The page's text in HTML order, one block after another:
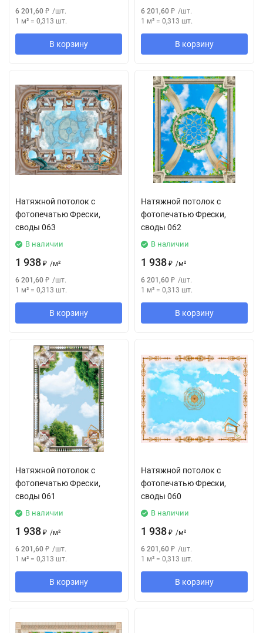
6 201,60 ₽ /шт.
1 м² = 0,313 шт.
В корзину
6 201,60 ₽ /шт.
1 м² = 0,313 шт.
В корзину
Натяжной потолок с
фотопечатью Фрески,
своды 063
В наличии
1 938 ₽ /м²
6 201,60 ₽ /шт.
1 м² = 0,313 шт.
В корзину
Натяжной потолок с
фотопечатью Фрески,
своды 062
В наличии
1 938 ₽ /м²
6 201,60 ₽ /шт.
1 м² = 0,313 шт.
В корзину
Натяжной потолок с
фотопечатью Фрески,
своды 061
В наличии
1 938 ₽ /м²
6 201,60 ₽ /шт.
1 м² = 0,313 шт.
В корзину
Натяжной потолок с
фотопечатью Фрески,
своды 060
В наличии
1 938 ₽ /м²
6 201,60 ₽ /шт.
1 м² = 0,313 шт.
В корзину